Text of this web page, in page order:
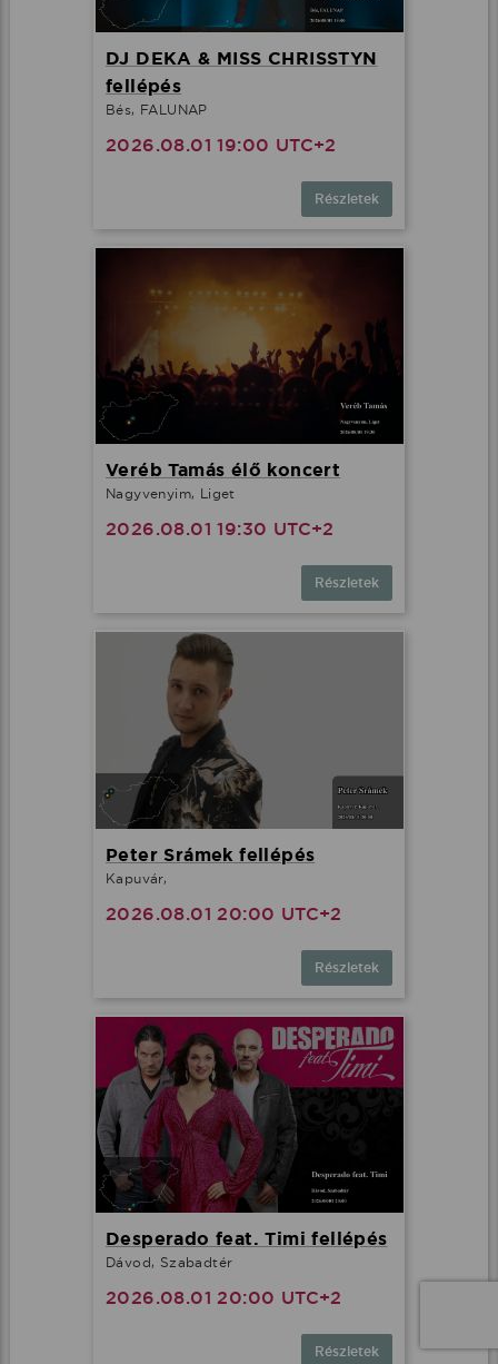
DJ DEKA & MISS CHRISSTYN
fellépés
Bés, FALUNAP
2026.08.01 19:00 UTC+2
Részletek
Veréb Tamás élő koncert
Nagyvenyim, Liget
2026.08.01 19:30 UTC+2
Részletek
Peter Srámek fellépés
Kapuvár,
2026.08.01 20:00 UTC+2
Részletek
Desperado feat. Timi fellépés
Dávod, Szabadtér
2026.08.01 20:00 UTC+2
Részletek